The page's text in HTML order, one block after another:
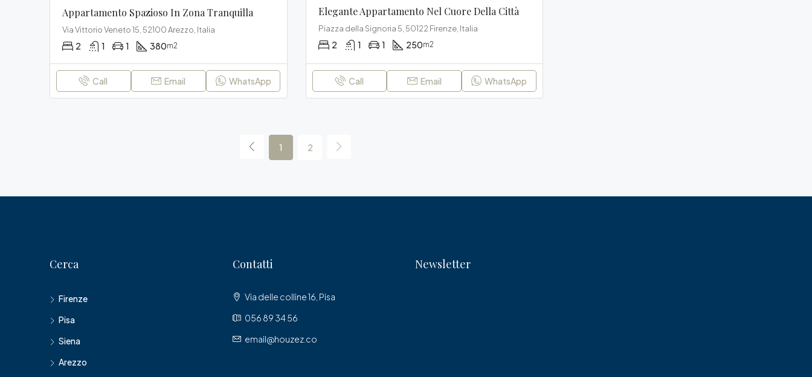
Appartamento Spazioso In Zona Tranquilla
Via Vittorio Veneto 15, 52100 Arezzo, Italia
2 1 1 380m2
Call Email WhatsApp
Elegante Appartamento Nel Cuore Della Città
Piazza della Signoria 5, 50122 Firenze, Italia
2 1 1 250m2
Call Email WhatsApp
1 2
Cerca
Firenze
Pisa
Siena
Arezzo
Contatti
Via delle colline 16, Pisa
056 89 34 56
email@houzez.co
Newsletter